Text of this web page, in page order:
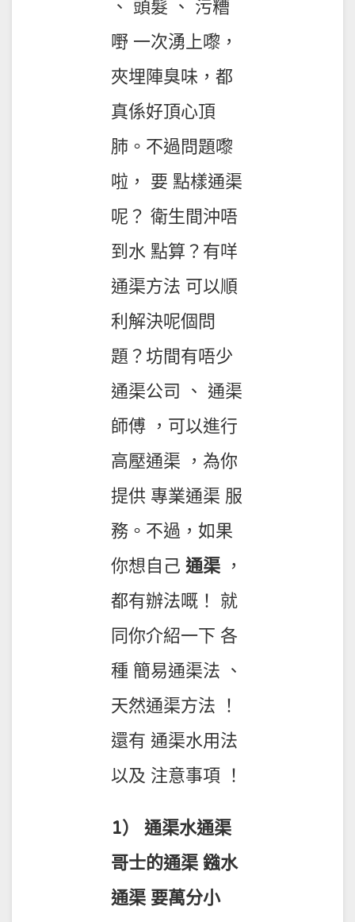
、 頭髮 、 污糟
嘢 一次湧上嚟，
夾埋陣臭味，都
真係好頂心頂
肺。不過問題嚟
啦， 要 點樣通渠
呢？ 衛生間沖唔
到水 點算？有咩
通渠方法 可以順
利解決呢個問
題？坊間有唔少
通渠公司 、 通渠
師傅 ，可以進行
高壓通渠 ，為你
提供 專業通渠 服
務。不過，如果
你想自己 通渠 ，
都有辦法嘅！ 就
同你介紹一下 各
種 簡易通渠法 、
天然通渠方法 ！
還有 通渠水用法
以及 注意事項 ！
1） 通渠水通渠
哥士的通渠 鏹水
通渠 要萬分小